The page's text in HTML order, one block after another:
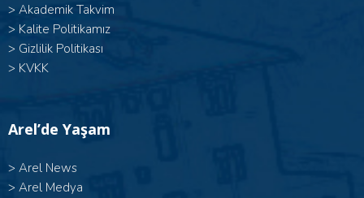
> Akademik Takvim
> Kalite Politikamız
> Gizlilik Politikası
> KVKK
Arel’de Yaşam
> Arel News
> Arel Medya